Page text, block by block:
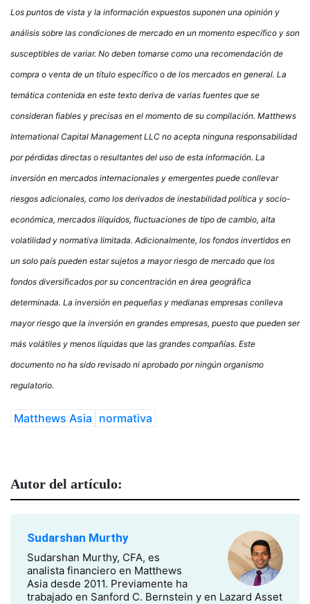
Los puntos de vista y la información expuestos suponen una opinión y
análisis sobre las condiciones de mercado en un momento específico y son
susceptibles de variar. No deben tomarse como una recomendación de
compra o venta de un título específico o de los mercados en general. La
temática contenida en este texto deriva de varias fuentes que se
consideran fiables y precisas en el momento de su compilación. Matthews
International Capital Management LLC no acepta ninguna responsabilidad
por pérdidas directas o resultantes del uso de esta información. La
inversión en mercados internacionales y emergentes puede conllevar
riesgos adicionales, como los derivados de inestabilidad política y socio-
económica, mercados ilíquidos, fluctuaciones de tipo de cambio, alta
volatilidad y normativa limitada. Adicionalmente, los fondos invertidos en
un solo país pueden estar sujetos a mayor riesgo de mercado que los
fondos diversificados por su concentración en área geográfica
determinada. La inversión en pequeñas y medianas empresas conlleva
mayor riesgo que la inversión en grandes empresas, puesto que pueden ser
más volátiles y menos líquidas que las grandes compañías. Este
documento no ha sido revisado ni aprobado por ningún organismo
regulatorio.
Matthews Asia normativa
Autor del artículo:
Sudarshan Murthy
Sudarshan Murthy, CFA, es
analista financiero en Matthews
Asia desde 2011. Previamente ha
trabajado en Sanford C. Bernstein y en Lazard Asset